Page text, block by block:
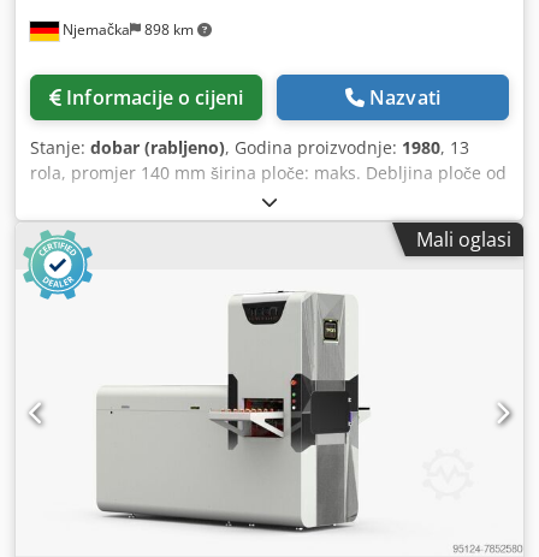
Njemačka 898 km
Informacije o cijeni Nazvati
Stanje: dobar (rabljeno), Godina proizvodnje: 1980, 13
rola, promjer 140 mm širina ploče: maks. Debljina ploče od
2.000 mm: 4 - 10 mm Csdpfxednzr Ue Ahbjrf
Mali oglasi